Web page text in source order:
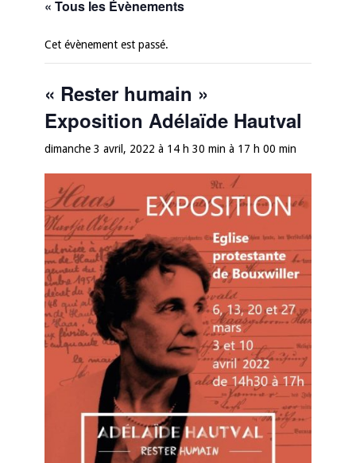
« Tous les Évènements
Cet évènement est passé.
« Rester humain »
Exposition Adélaïde Hautval
dimanche 3 avril, 2022 à 14 h 30 min à 17 h 00 min